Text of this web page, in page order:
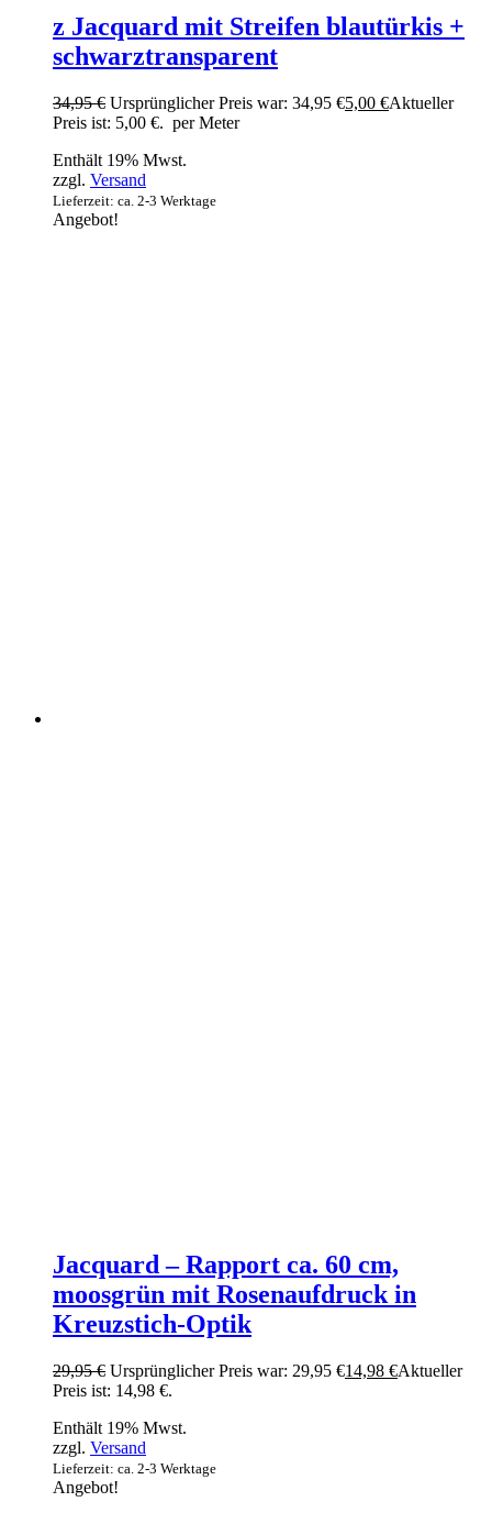
z Jacquard mit Streifen blautürkis +
schwarztransparent
34,95€ Ursprünglicher Preis war: 34,95 €5,00 €Aktueller
Preis ist: 5,00 €. per Meter
Enthält 19% Mwst.
zzgl. Versand
Lieferzeit: ca. 2-3 Werktage
Angebot!
Jacquard – Rapport ca. 60 cm,
moosgrün mit Rosenaufdruck in
Kreuzstich-Optik
29,95€ Ursprünglicher Preis war: 29,95 €14,98 €Aktueller
Preis ist: 14,98 €.
Enthält 19% Mwst.
zzgl. Versand
Lieferzeit: ca. 2-3 Werktage
Angebot!